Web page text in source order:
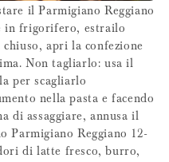
il Parmigiano Reggiano
in frigorifero, estrailo
apri la confezione
Non tagliarlo: usa il
per scagliarlo
nella pasta e facendo
di assaggiare, annusa il
Parmigiano Reggiano 12-
di latte fresco, burro,